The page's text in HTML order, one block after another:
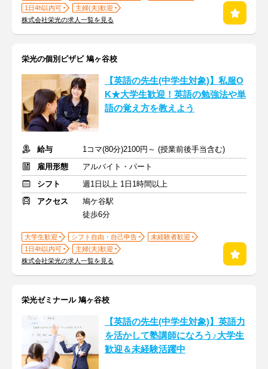
1日4h以内可
主婦(夫)歓迎
株式会社栄光の求人一覧を見る
栄光の個別ビザビ 鳩ヶ谷校
【英語の先生(中学生対象)】私服O
K★大学生歓迎！英語の勉強法や単
語の覚え方を教えよう
給与
1コマ(80分)2100円～ (授業前後手当含む)
雇用形態
アルバイト・パート
シフト
週1日以上 1日1時間以上
アクセス
鳩ケ谷駅
徒歩6分
大学生歓迎 シフト自由・自己申告
未経験者歓迎
1日4h以内可
主婦(夫)歓迎
株式会社栄光の求人一覧を見る
栄光ゼミナール 鳩ヶ谷校
【英語の先生(中学生対象)】英語力
を活かして塾講師になろう♪大学生
歓迎＆未経験活躍中